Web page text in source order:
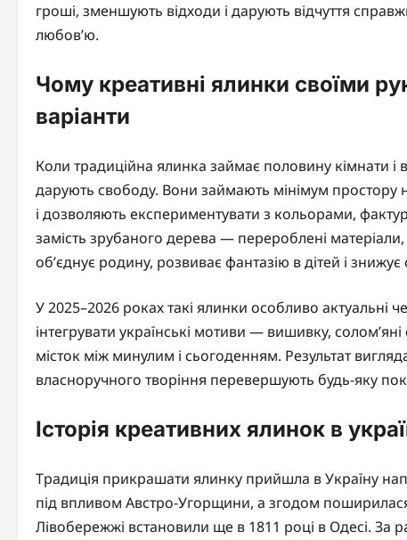
гроші, зменшують відходи і дарують відчуття
любов’ю.
Чому креативні ялинки своїми
варіанти
Коли традиційна ялинка займає половину кімнати і
дарують свободу. Вони займають мінімум простору
і дозволяють експериментувати з кольорами,
замість зрубаного дерева — перероблені
об’єднує родину, розвиває фантазію в дітей і
У 2025–2026 роках такі ялинки особливо актуальні
інтегрувати українські мотиви — вишивку,
місток між минулим і сьогоденням. Результат
власноручного творіння перевершують будь-яку
Історія креативних ялинок в
Традиція прикрашати ялинку прийшла в Україну
під впливом Австро-Угорщини, а згодом
Лівобережжі встановили ще в 1811 році в Одесі. За